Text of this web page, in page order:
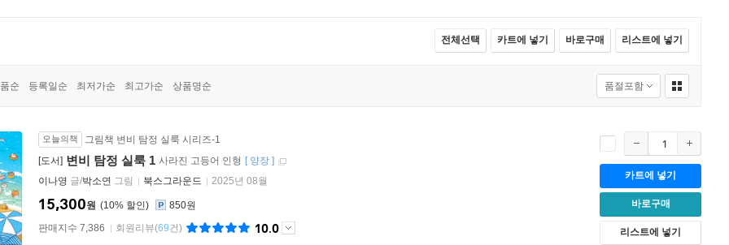
전체선택 카트에 넣기 바로구매 리스트에 넣기
순 등록일순 최저가순 최고가순 상품명순
오늘의책
그림책 변비 탐정 실룩 시리즈-1
[도서] 변비 탐정 실룩 1 사라진 고등어 인형 [ 양장 ]
이나영 글/박소연 그림 북스그라운드 2025년 08월
10%
15,300원
850원
판매지수 7,386
회원리뷰(69건) 10.0
카트에 넣기
바로구매
리스트에 넣기